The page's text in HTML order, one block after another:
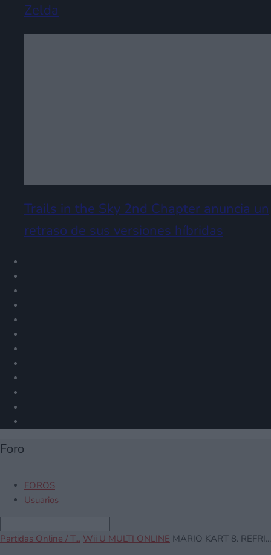
Zelda
Trails in the Sky 2nd Chapter anuncia un
retraso de sus versiones híbridas
Foro
FOROS
Usuarios
Partidas Online / T... Wii U MULTI ONLINE MARIO KART 8. REFRI...